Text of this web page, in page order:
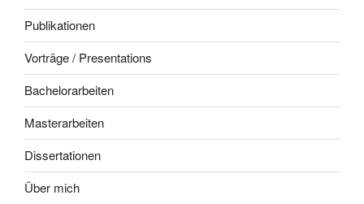
Publikationen
Vorträge / Presentations
Bachelorarbeiten
Masterarbeiten
Dissertationen
Über mich